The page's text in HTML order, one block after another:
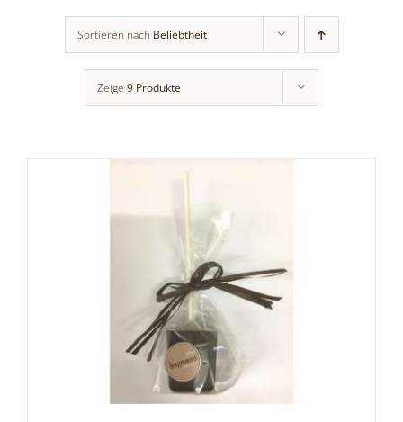
Sortieren nach Beliebtheit
Zeige 9 Produkte